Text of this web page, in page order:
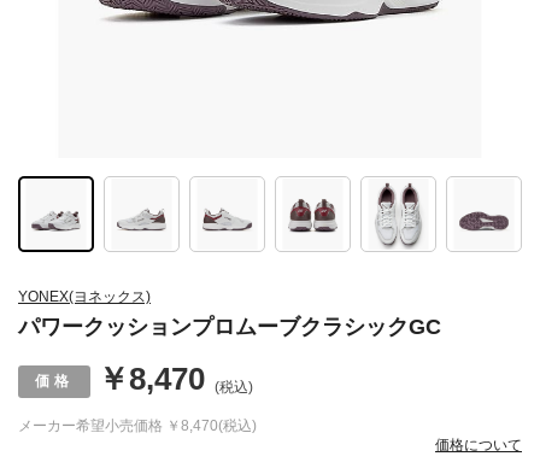
YONEX(ヨネックス)
パワークッションプロムーブクラシックGC
メーカー希望小売価格 ￥8,470(税込)
￥8,470 (税込)
価格について